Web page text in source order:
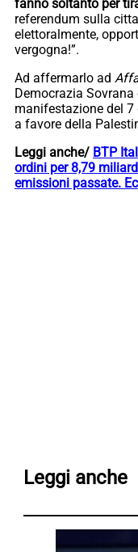
fanno soltanto per
referendum sulla
elettoralmente,
vergogna!”.
Ad affermarlo ad
Democrazia
manifestazione del 7
a favore della
Leggi anche/ BTP
ordini per 8,79
emissioni passate.
Leggi anche